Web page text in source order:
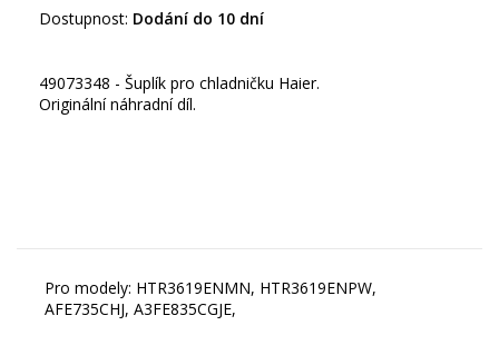
Dostupnost: Dodání do 10 dní
49073348 - Šuplík pro chladničku Haier.
Originální náhradní díl.
Pro modely: HTR3619ENMN, HTR3619ENPW,
AFE735CHJ, A3FE835CGJE,